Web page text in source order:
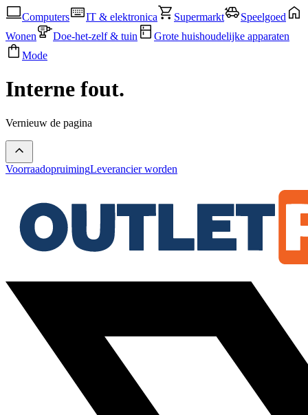
Computers
IT & elektronica Supermarkt
Speelgoed
Wonen
Doe-het-zelf & tuin
Grote huishoudelijke apparaten
Mode
Interne fout.
Vernieuw de pagina
VoorraadopruimingLeverancier worden